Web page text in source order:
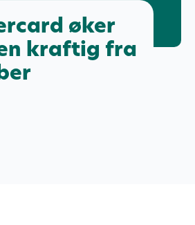
øker
kraftig fra